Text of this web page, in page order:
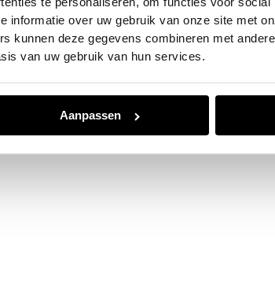
informatie over uw gebruik van onze site met
kunnen deze gegevens combineren met
van uw gebruik van hun services.
Aanpassen